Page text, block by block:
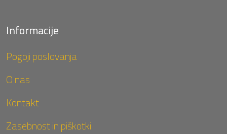
Informacije
Pogoji poslovanja
O nas
Kontakt
Zasebnost in piškotki